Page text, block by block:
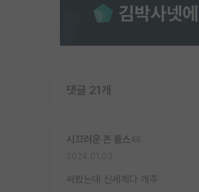
댓글 21개
시끄러운 존 롤스
써봤는데 신세계다 개추